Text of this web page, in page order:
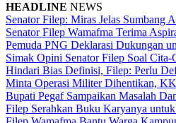
HEADLINE NEWS
Senator Filep: Miras Jelas Sumbang
Senator Filep Wamafma Terima
Pemuda PNG Deklarasi Dukungan
Simak Opini Senator Filep Soal Cita-
Hindari Bias Definisi, Filep: Perlu
Minta Operasi Militer Dihentikan,
Bupati Pegaf Sampaikan Masalah
Filep Serahkan Buku Karyanya